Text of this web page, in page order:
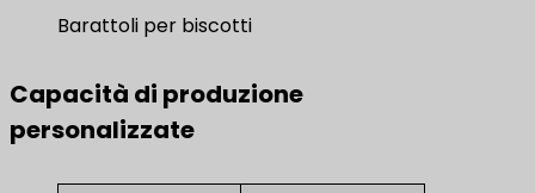
Barattoli per biscotti
Capacità di produzione
personalizzate